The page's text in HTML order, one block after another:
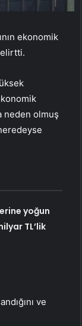
ekonomik
neden olmuş
yoğun
TL’lik
ve